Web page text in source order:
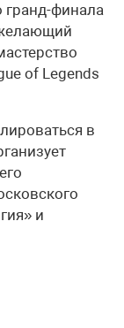
гранд-финала
of Legends
в
и